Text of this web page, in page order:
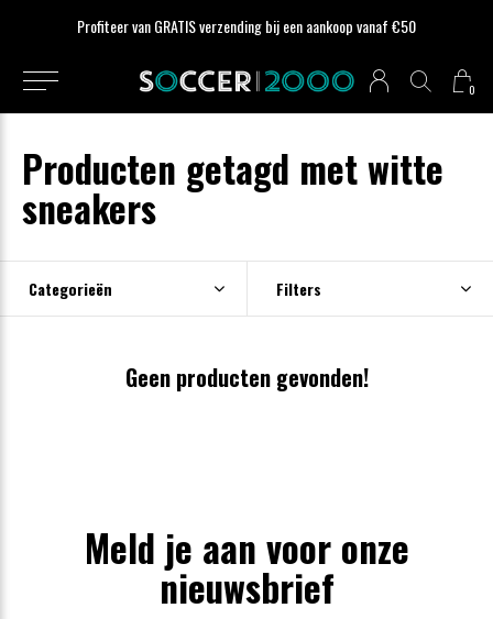
0
Profiteer van GRATIS verzending bij een aankoop vanaf €50
Producten getagd met witte
sneakers
Categorieën Filters
Geen producten gevonden!
Meld je aan voor onze
nieuwsbrief